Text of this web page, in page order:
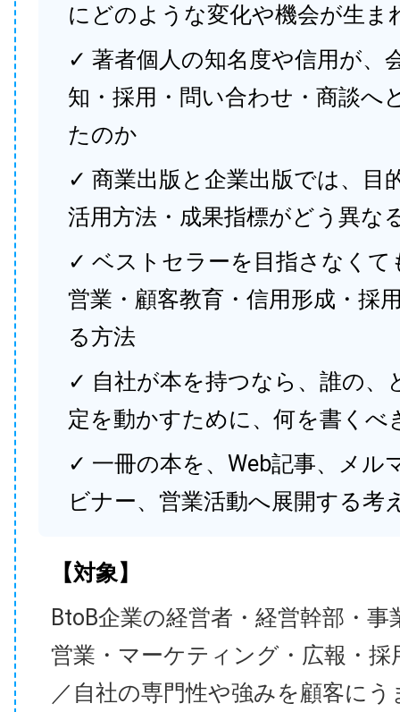
にどのような変化や機会が生ま
✓ 著者個人の知名度や信用が、
知・採用・問い合わせ・商談へ
たのか
✓ 商業出版と企業出版では、目
活用方法・成果指標がどう異な
✓ ベストセラーを目指さなくて
営業・顧客教育・信用形成・採
る方法
✓ 自社が本を持つなら、誰の、
定を動かすために、何を書くべ
✓ 一冊の本を、Web記事、メル
ビナー、営業活動へ展開する考
【対象】
BtoB企業の経営者・経営幹部・事
営業・マーケティング・広報・採
／自社の専門性や強みを顧客に